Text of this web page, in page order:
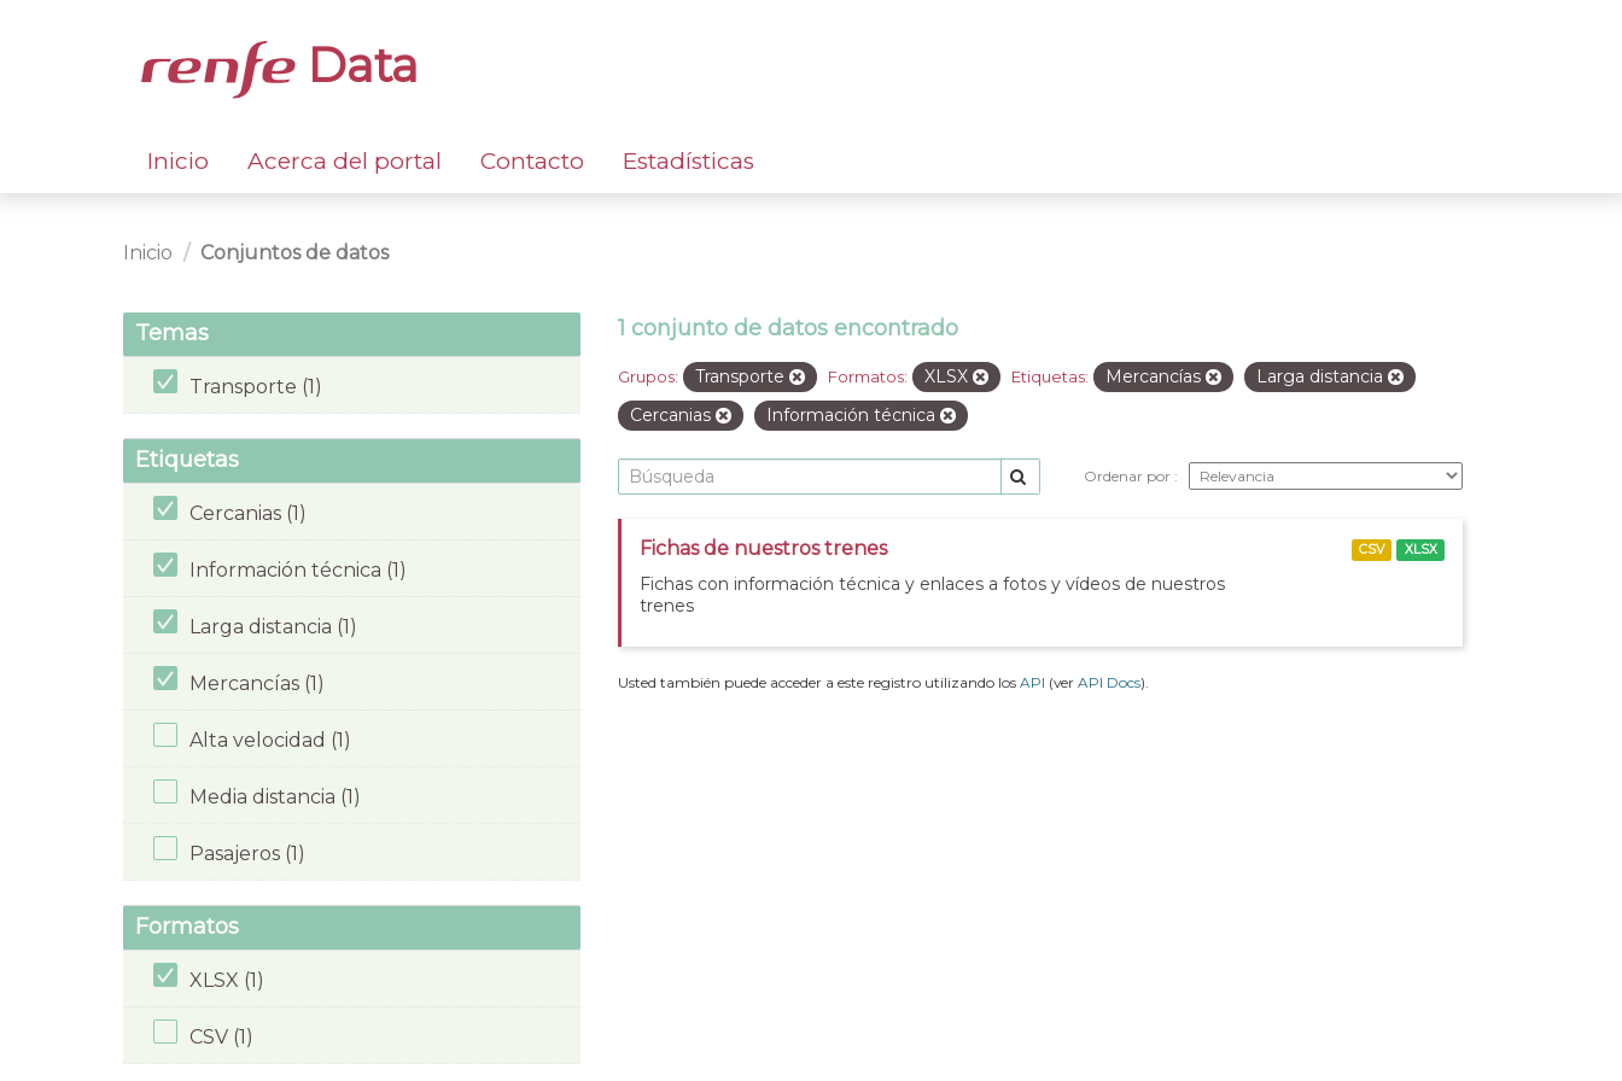
Data
Inicio Acerca del portal Contacto Estadísticas
Inicio Conjuntos de datos
Temas
Transporte (1)
Etiquetas
Cercanias (1)
Información técnica (1)
Larga distancia (1)
Mercancías (1)
Alta velocidad (1)
Media distancia (1)
Pasajeros (1)
Formatos
XLSX (1)
CSV (1)
1 conjunto de datos encontrado
Grupos: Transporte Formatos: XLSX Etiquetas: Mercancías
Larga distancia
Cercanias
Información técnica
Ordenar por
Fichas de nuestros trenes
Fichas con información técnica y enlaces a fotos y vídeos de nuestros
trenes
CSV XLSX
Usted también puede acceder a este registro utilizando los API (ver API Docs).